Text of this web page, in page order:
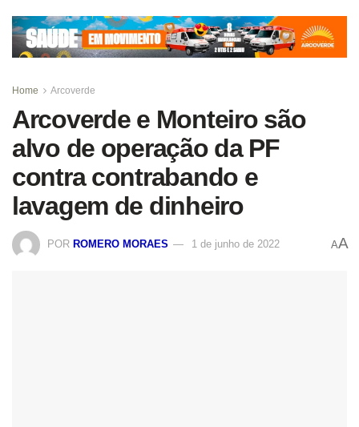
Home Arcoverde
Arcoverde e Monteiro são
alvo de operação da PF
contra contrabando e
lavagem de dinheiro
POR ROMERO MORAES 1 de junho de 2022 AA